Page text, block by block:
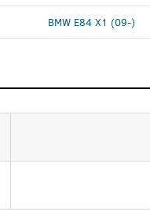
BMW E84 X1 (09-)